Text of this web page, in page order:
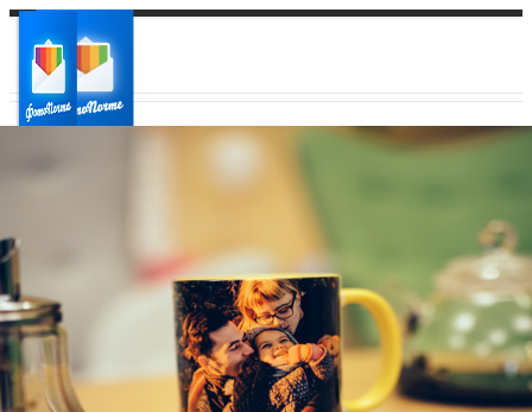
Ваш регион доставки
Выберите из списка: